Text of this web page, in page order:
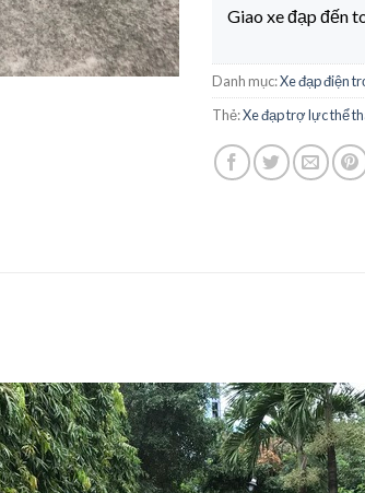
Giao xe đạp đến
Danh mục:Xe đạp điện
Thẻ:Xe đạp trợ lực thể